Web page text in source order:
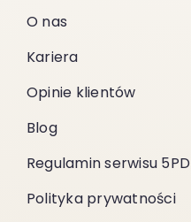
O nas
Kariera
Opinie klientów
Blog
Regulamin serwisu 5PD
Polityka prywatności